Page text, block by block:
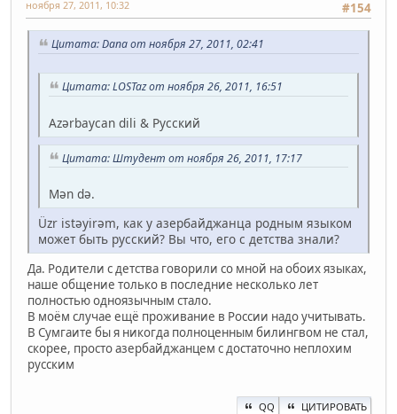
#154
ноября 27, 2011, 10:32
Цитата: Dana от ноября 27, 2011, 02:41
Цитата: LOSTaz от ноября 26, 2011, 16:51
Azərbaycan dili & Русский
Цитата: Штудент от ноября 26, 2011, 17:17
Mən də.
Üzr istəyirəm, как у азербайджанца родным языком
может быть русский? Вы что, его с детства знали?
Да. Родители с детства говорили со мной на обоих языках,
наше общение только в последние несколько лет
полностью одноязычным стало.
В моём случае ещё проживание в России надо учитывать.
В Сумгаите бы я никогда полноценным билингвом не стал,
скорее, просто азербайджанцем с достаточно неплохим
русским
QQ ЦИТИРОВАТЬ